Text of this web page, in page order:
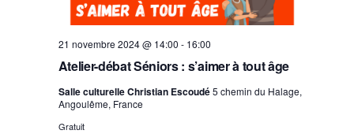
Atelier-débat Séniors : s’aimer à tout âge
21 novembre 2024 @ 14:00 - 16:00
Salle culturelle Christian Escoudé5 chemin du Halage,
Angoulême, France
Gratuit